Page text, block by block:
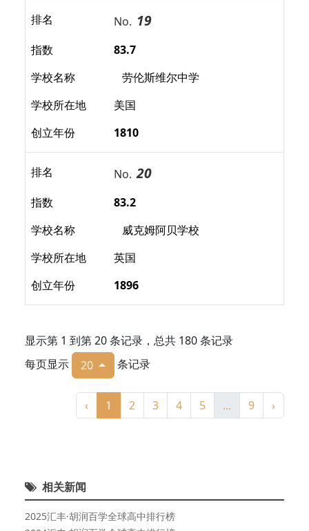
排名 No. 19
指数
83.7
学校名称
劳伦斯维尔中学
学校所在地
美国
创立年份
1810
排名 No. 20
指数
83.2
学校名称
威克姆阿贝学校
学校所在地
英国
创立年份
1896
显示第 1 到第 20 条记录，总共 180 条记录
每页显示
20 条记录
‹ 1 2 3 4 5 ... 9 ›
相关新闻
2025汇丰·胡润百学全球高中排行榜